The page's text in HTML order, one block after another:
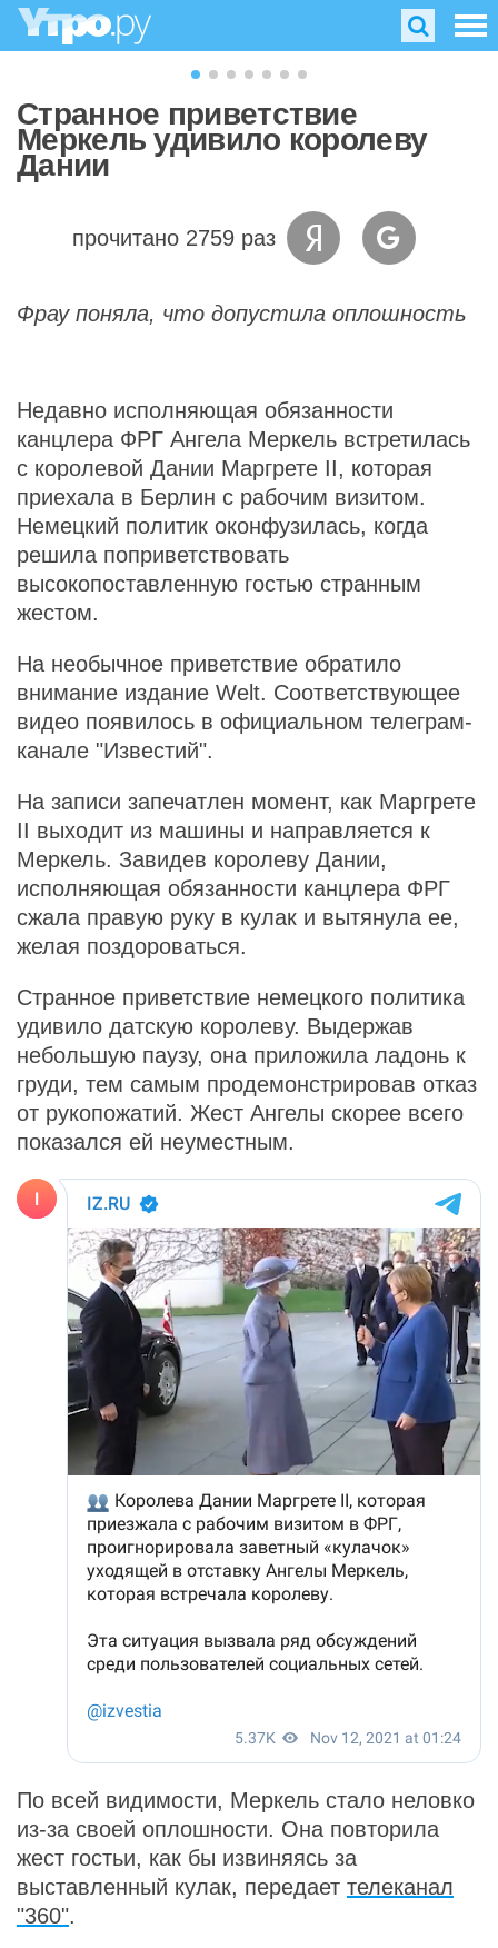
Странное приветствие
Меркель удивило королеву
Дании
прочитано 2759 раз
Фрау поняла, что допустила оплошность
Недавно исполняющая обязанности
канцлера ФРГ Ангела Меркель встретилась
с королевой Дании Маргрете II, которая
приехала в Берлин с рабочим визитом.
Немецкий политик оконфузилась, когда
решила поприветствовать
высокопоставленную гостью странным
жестом.
На необычное приветствие обратило
внимание издание Welt. Соответствующее
видео появилось в официальном телеграм-
канале "Известий".
На записи запечатлен момент, как Маргрете
II выходит из машины и направляется к
Меркель. Завидев королеву Дании,
исполняющая обязанности канцлера ФРГ
сжала правую руку в кулак и вытянула ее,
желая поздороваться.
Странное приветствие немецкого политика
удивило датскую королеву. Выдержав
небольшую паузу, она приложила ладонь к
груди, тем самым продемонстрировав отказ
от рукопожатий. Жест Ангелы скорее всего
показался ей неуместным.
По всей видимости, Меркель стало неловко
из-за своей оплошности. Она повторила
жест гостьи, как бы извиняясь за
выставленный кулак, передает телеканал
"360".